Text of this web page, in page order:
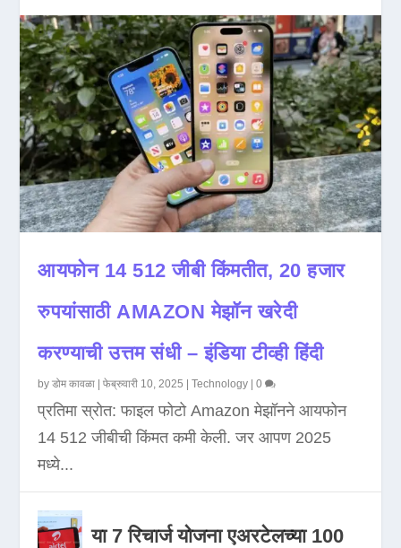
आयफोन 14 512 जीबी किंमतीत, 20 हजार
रुपयांसाठी AMAZON मेझॉन खरेदी
करण्याची उत्तम संधी – इंडिया टीव्ही हिंदी
byडोम कावळा |फेब्रुवारी 10, 2025 |Technology |0
प्रतिमा स्रोत: फाइल फोटो Amazon मेझॉनने आयफोन
14 512 जीबीची किंमत कमी केली. जर आपण 2025
मध्ये...
या 7 रिचार्ज योजना एअरटेलच्या 100